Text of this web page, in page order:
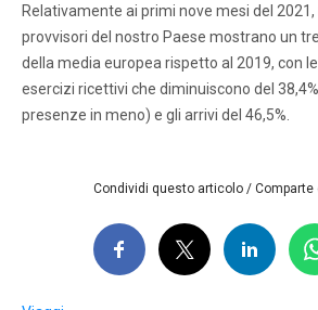
Relativamente ai primi nove mesi del
provvisori del nostro Paese mostrano un
della media europea rispetto al 2019, con
esercizi ricettivi che diminuiscono del
presenze in meno) e gli arrivi del 46,5%.
Condividi questo articolo /